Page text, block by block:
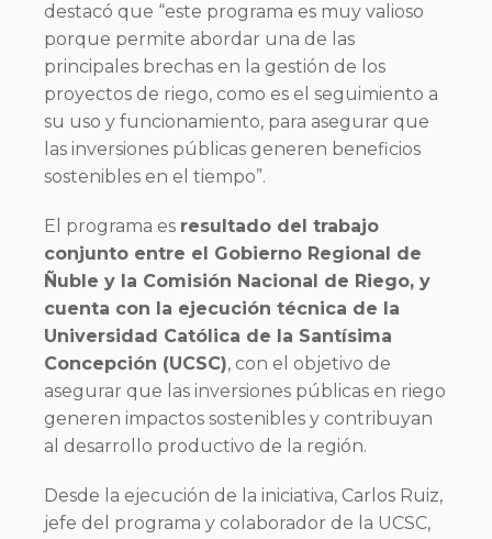
destacó que “este programa es muy valioso
porque permite abordar una de las
principales brechas en la gestión de los
proyectos de riego, como es el seguimiento a
su uso y funcionamiento, para asegurar que
las inversiones públicas generen beneficios
sostenibles en el tiempo”.
El programa es resultado del trabajo
conjunto entre el Gobierno Regional de
Ñuble y la Comisión Nacional de Riego, y
cuenta con la ejecución técnica de la
Universidad Católica de la Santísima
Concepción (UCSC), con el objetivo de
asegurar que las inversiones públicas en riego
generen impactos sostenibles y contribuyan
al desarrollo productivo de la región.
Desde la ejecución de la iniciativa, Carlos Ruiz,
jefe del programa y colaborador de la UCSC,